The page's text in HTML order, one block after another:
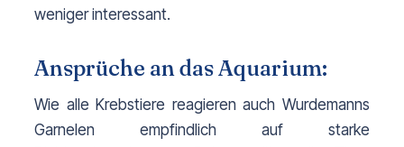
weniger interessant.
Ansprüche an das Aquarium:
Wie alle Krebstiere reagieren auch Wurdemanns
Garnelen empfindlich auf starke